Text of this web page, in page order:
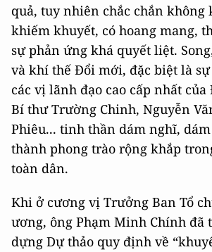
quả, tuy nhiên chắc chắn không
khiếm khuyết, có hoang mang,
sự phản ứng khá quyết liệt.
và khí thế Đổi mới, đặc biệt là sự
các vị lãnh đạo cao cấp nhất
Bí thư Trường Chinh, Nguyễn
Phiêu... tinh thần dám nghĩ,
thành phong trào rộng khắp
toàn dân.
Khi ở cương vị Trưởng Ban Tổ
ương, ông Phạm Minh Chính đã
dựng Dự thảo quy định về